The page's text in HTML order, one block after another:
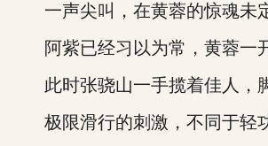
一声尖叫，在黄蓉的惊魂未定
阿紫已经习以为常，黄蓉一开
此时张骁山一手揽着佳人，脚
极限滑行的刺激，不同于轻功